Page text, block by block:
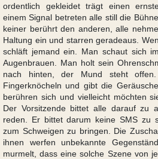
ordentlich gekleidet trägt einen
einem Signal betreten alle still die
keiner berührt den anderen, alle
Haltung ein und starren geradeaus.
schläft jemand ein. Man schaut sich
Augenbrauen. Man holt sein
nach hinten, der Mund steht
Fingerknöcheln und gibt die
berühren sich und vielleicht möchten
Der Vorsitzende bittet alle darauf zu
reden. Er bittet darum keine SMS zu
zum Schweigen zu bringen. Die
ihnen werfen unbekannte
murmelt, dass eine solche Szene von